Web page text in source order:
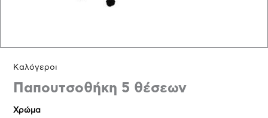
Kαλόγεροι
Παπουτσοθήκη 5 θέσεων
Χρώμα